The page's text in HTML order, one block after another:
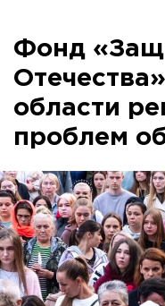
Фонд
области
проблем